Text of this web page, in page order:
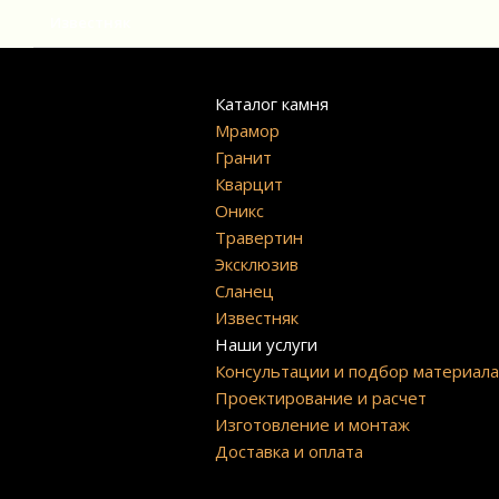
Каталог камня
Мрамор
Гранит
Кварцит
Оникс
Травертин
Эксклюзив
Сланец
Известняк
Наши услуги
Консультации и подбор материала
Проектирование и расчет
Изготовление и монтаж
Доставка и оплата